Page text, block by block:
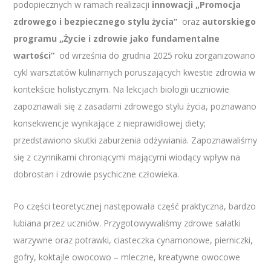
podopiecznych w ramach realizacji innowacji „Promocja
zdrowego i bezpiecznego stylu życia” oraz autorskiego
programu „Życie i zdrowie jako fundamentalne
wartości” od września do grudnia 2025 roku zorganizowano
cykl warsztatów kulinarnych poruszających kwestie zdrowia w
kontekście holistycznym. Na lekcjach biologii uczniowie
zapoznawali się z zasadami zdrowego stylu życia, poznawano
konsekwencje wynikające z nieprawidłowej diety;
przedstawiono skutki zaburzenia odżywiania. Zapoznawaliśmy
się z czynnikami chroniącymi mającymi wiodący wpływ na
dobrostan i zdrowie psychiczne człowieka.
Po części teoretycznej następowała część praktyczna, bardzo
lubiana przez uczniów. Przygotowywaliśmy zdrowe sałatki
warzywne oraz potrawki, ciasteczka cynamonowe, pierniczki,
gofry, koktajle owocowo – mleczne, kreatywne owocowe